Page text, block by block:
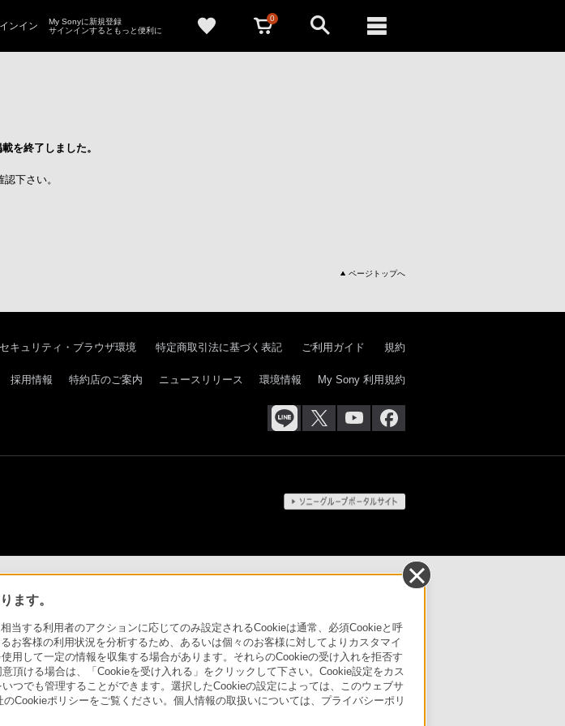
ンイン
My Sonyに新規登録
サインインするともっと便利に
0
を終了しました。
認下さい。
ページトップへ
ます。
当する利用者のアクションに応じてのみ設定されるCookieは通常、必須Cookieと呼
客様の利用状況を分析するため、あるいは個々のお客様に対してよりカスタマイ
用して一定の情報を収集する場合があります。それらのCookieの受け入れを拒否す
頂ける場合は、「Cookieを受け入れる」をクリックして下さい。Cookie設定をカス
つでも管理することができます。選択したCookieの設定によっては、このウェブサ
Cookieポリシーをご覧ください。個人情報の取扱いについては、プライバシーポリ
セキュリティ・ブラウザ環境 特定商取引法に基づく表記 ご利用ガイド 規約
採用情報 特約店のご案内 ニュースリリース 環境情報 My Sony 利用規約